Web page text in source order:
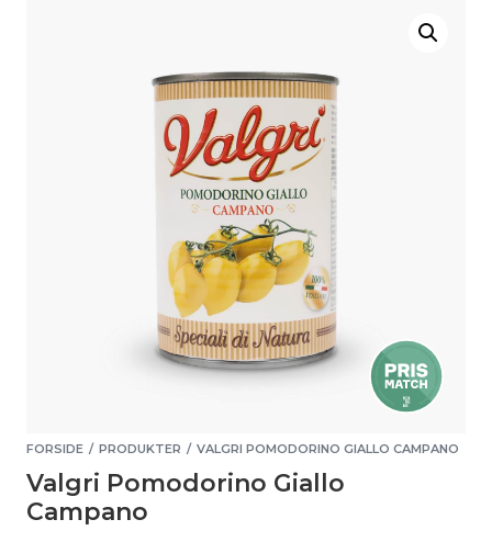
FORSIDE / PRODUKTER / VALGRI POMODORINO GIALLO CAMPANO
Valgri Pomodorino Giallo
Campano